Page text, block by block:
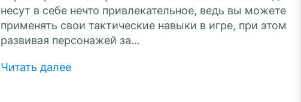
несут в себе нечто привлекательное, ведь вы можете
применять свои тактические навыки в игре, при этом
развивая персонажей за...
Читать далее